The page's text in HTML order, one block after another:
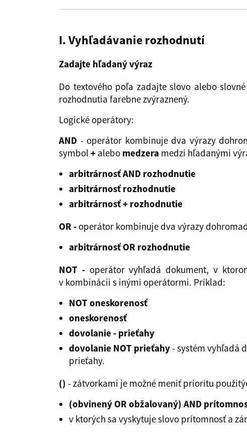
I. Vyhľadávanie rozhodnutí
Zadajte hľadaný výraz
Do textového poľa zadajte slovo alebo
rozhodnutia farebne zvýraznený.
Logické operátory:
AND - operátor kombinuje dva výrazy
symbol + alebo medzera medzi hľadanými
arbitrárnosť AND rozhodnutie
arbitrárnosť rozhodnutie
arbitrárnosť + rozhodnutie
OR - operátor kombinuje dva výrazy
arbitrárnosť OR rozhodnutie
NOT -operátor vyhľadá dokument, v
v kombinácii s inými operátormi. Príklad:
NOT oneskorenosť
oneskorenosť
dovolanie - prieťahy
dovolanie NOT prieťahy- systém vyhľadá
prieťahy.
() - zátvorkami je možné meniť prioritu
(obvinený OR obžalovaný) AND
v ktorých sa vyskytuje slovo prítomnosť a